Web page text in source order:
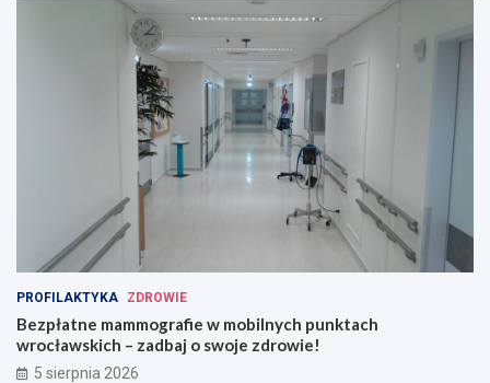
PROFILAKTYKA ZDROWIE
Bezpłatne mammografie w mobilnych punktach
wrocławskich – zadbaj o swoje zdrowie!
5 sierpnia 2026